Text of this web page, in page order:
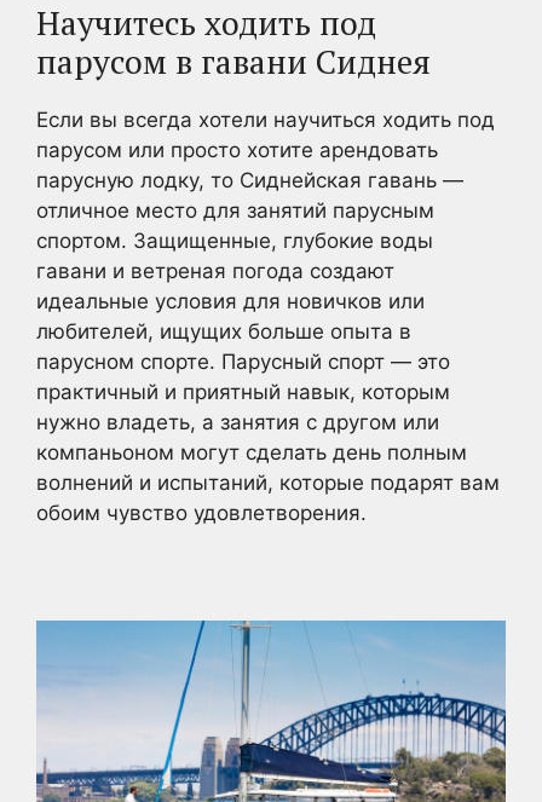
Научитесь ходить под
парусом в гавани Сиднея
Если вы всегда хотели научиться ходить под
парусом или просто хотите арендовать
парусную лодку, то Сиднейская гавань —
отличное место для занятий парусным
спортом. Защищенные, глубокие воды
гавани и ветреная погода создают
идеальные условия для новичков или
любителей, ищущих больше опыта в
парусном спорте. Парусный спорт — это
практичный и приятный навык, которым
нужно владеть, а занятия с другом или
компаньоном могут сделать день полным
волнений и испытаний, которые подарят вам
обоим чувство удовлетворения.